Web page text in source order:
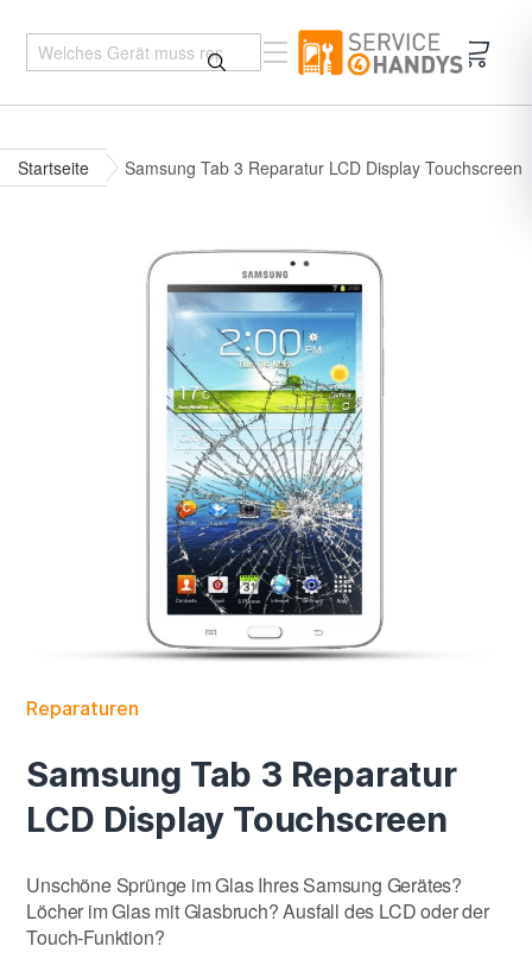
Startseite Samsung Tab 3 Reparatur LCD Display Touchscreen
Reparaturen
Samsung Tab 3 Reparatur
LCD Display Touchscreen
Unschöne Sprünge im Glas Ihres Samsung Gerätes?
Löcher im Glas mit Glasbruch? Ausfall des LCD oder der
Touch-Funktion?